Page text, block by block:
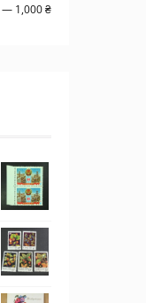
Минимальная
Максимальная
— 1,000 ₴